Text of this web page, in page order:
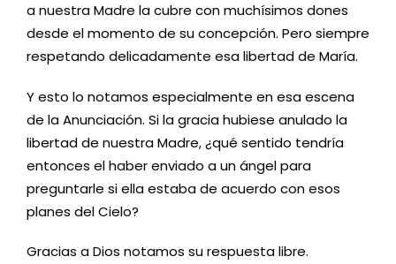
a nuestra Madre la cubre con muchísimos dones
desde el momento de su concepción. Pero siempre
respetando delicadamente esa libertad de María.
Y esto lo notamos especialmente en esa escena
de la Anunciación. Si la gracia hubiese anulado la
libertad de nuestra Madre, ¿qué sentido tendría
entonces el haber enviado a un ángel para
preguntarle si ella estaba de acuerdo con esos
planes del Cielo?
Gracias a Dios notamos su respuesta libre.